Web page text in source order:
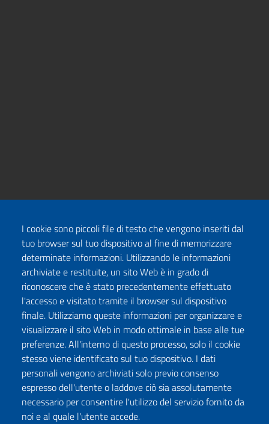
I cookie sono piccoli file di testo che vengono inseriti dal
tuo browser sul tuo dispositivo al fine di memorizzare
determinate informazioni. Utilizzando le informazioni
archiviate e restituite, un sito Web è in grado di
riconoscere che è stato precedentemente effettuato
l'accesso e visitato tramite il browser sul dispositivo
finale. Utilizziamo queste informazioni per organizzare e
visualizzare il sito Web in modo ottimale in base alle tue
preferenze. All'interno di questo processo, solo il cookie
stesso viene identificato sul tuo dispositivo. I dati
personali vengono archiviati solo previo consenso
espresso dell'utente o laddove ciò sia assolutamente
necessario per consentire l'utilizzo del servizio fornito da
noi e al quale l'utente accede.